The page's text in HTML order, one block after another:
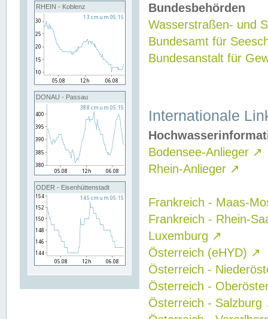
RHEIN - Koblenz
DONAU - Passau
ODER - Eisenhüttenstadt
Bundesbehörden
Wasserstraßen- und
Bundesamt für
Bundesanstalt für
Internationale
Bodensee-Anlieger ↗
Rhein-Anlieger ↗
Frankreich - Maas-
Frankreich - Rhein-
Luxemburg ↗
Österreich (eHYD) ↗
Österreich -
Österreich -
Österreich - Salzburg